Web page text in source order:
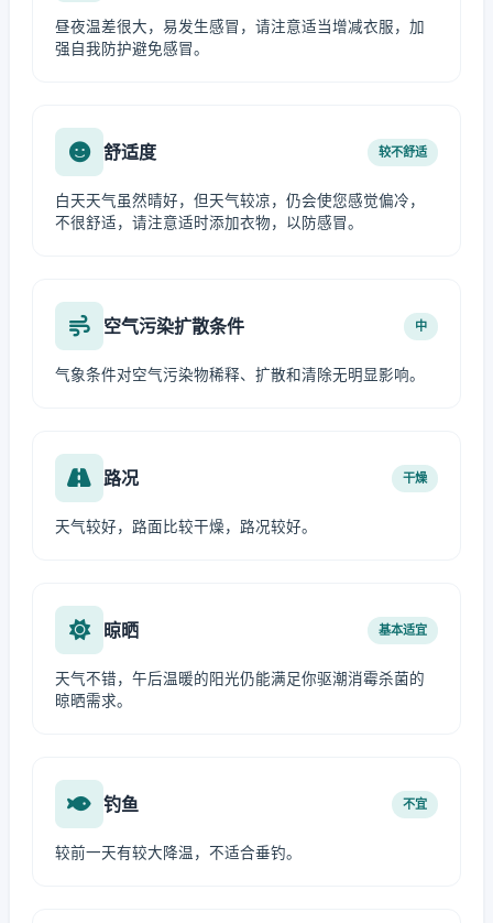
昼夜温差很大，易发生感冒，请注意适当增减衣服，加
强自我防护避免感冒。
舒适度 较不舒适
白天天气虽然晴好，但天气较凉，仍会使您感觉偏冷，
不很舒适，请注意适时添加衣物，以防感冒。
空气污染扩散条件 中
气象条件对空气污染物稀释、扩散和清除无明显影响。
路况 干燥
天气较好，路面比较干燥，路况较好。
晾晒 基本适宜
天气不错，午后温暖的阳光仍能满足你驱潮消霉杀菌的
晾晒需求。
钓鱼 不宜
较前一天有较大降温，不适合垂钓。